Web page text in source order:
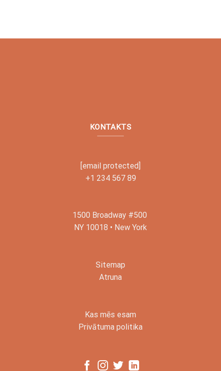
KONTAKTS
[email protected]
+1 234 567 89
1500 Broadway #500
NY 10018 • New York
Sitemap
Atruna
Kas mēs esam
Privātuma politika